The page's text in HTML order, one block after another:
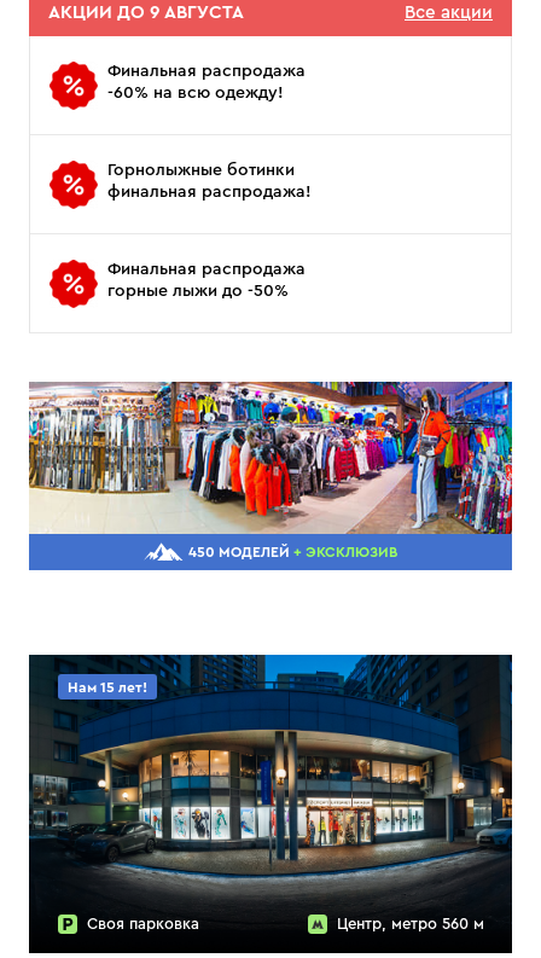
АКЦИИ ДО 9 АВГУСТА Все акции
Финальная распродажа
-60% на всю одежду!
Горнолыжные ботинки
финальная распродажа!
Финальная распродажа
горные лыжи до -50%
450 МОДЕЛЕЙ + ЭКСКЛЮЗИВ
Нам 15 лет!
Своя парковка Центр, метро 560 м